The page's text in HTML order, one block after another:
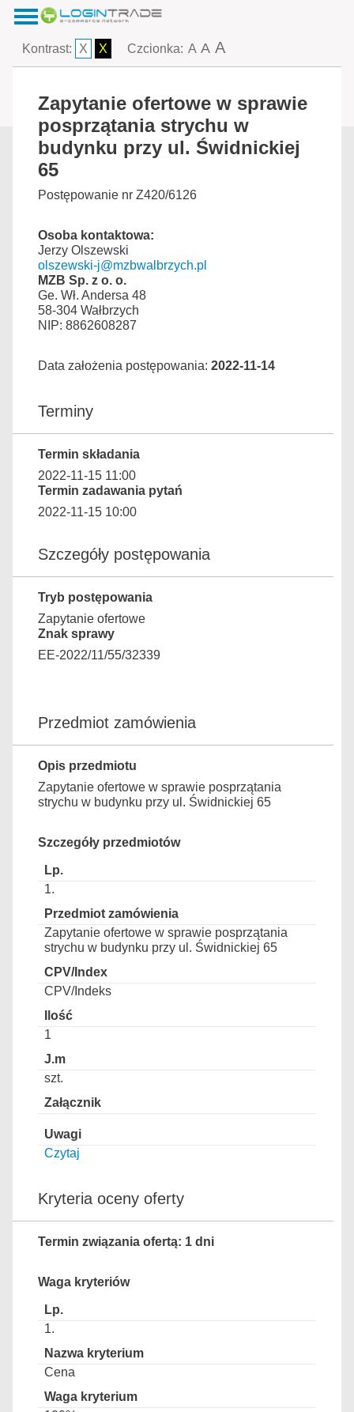
Kontrast: X X Czcionka: A A A
Zapytanie ofertowe w sprawie
posprzątania strychu w
budynku przy ul. Świdnickiej
65
Postępowanie nr Z420/6126
Osoba kontaktowa:
Jerzy Olszewski
olszewski-j@mzbwalbrzych.pl
MZB Sp. z o. o.
Ge. Wł. Andersa 48
58-304 Wałbrzych
NIP: 8862608287
Data założenia postępowania: 2022-11-14
Terminy
Termin składania
2022-11-15 11:00
Termin zadawania pytań
2022-11-15 10:00
Szczegóły postępowania
Tryb postępowania
Zapytanie ofertowe
Znak sprawy
EE-2022/11/55/32339
Przedmiot zamówienia
Opis przedmiotu
Zapytanie ofertowe w sprawie posprzątania
strychu w budynku przy ul. Świdnickiej 65
Szczegóły przedmiotów
1.
Zapytanie ofertowe w sprawie posprzątania
strychu w budynku przy ul. Świdnickiej 65
CPV/Indeks
1
szt.
Czytaj
Kryteria oceny oferty
Termin związania ofertą: 1 dni
Waga kryteriów
1.
Cena